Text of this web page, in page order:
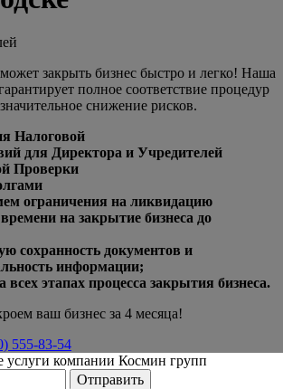
закрыть бизнес быстро и легко! Наша
полное соответствие процедур
снижение рисков.
Налоговой
для Директора и Учредителей
Проверки
ограничения на ликвидацию
на закрытие бизнеса до
сохранность документов и
информации;
этапах процесса закрытия бизнеса.
ваш бизнес за 4 месяца!
555-83-54
услуги компании Космин групп